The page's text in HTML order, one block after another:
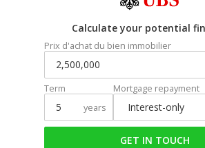
Calculate your potential
Prix d'achat du bien immobilier
Term
years
Mortgage repayment
GET IN TOUCH